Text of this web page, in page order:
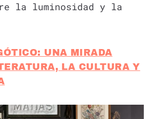
la luminosidad y la
UNA MIRADA
LA CULTURA Y